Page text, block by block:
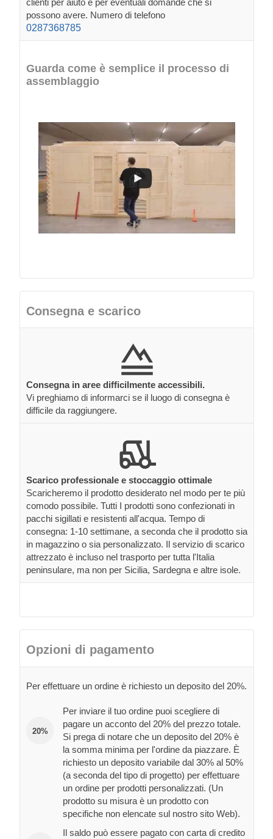
clienti per aiuto e per eventuali domande che si
possono avere. Numero di telefono
0287368785
Guarda come è semplice il processo di
assemblaggio
Consegna e scarico
Consegna in aree difficilmente accessibili.
Vi preghiamo di informarci se il luogo di consegna è
difficile da raggiungere.
Scarico professionale e stoccaggio ottimale
Scaricheremo il prodotto desiderato nel modo per te più
comodo possibile. Tutti I prodotti sono confezionati in
pacchi sigillati e resistenti all'acqua. Tempo di
consegna: 1-10 settimane, a seconda che il prodotto sia
in magazzino o sia personalizzato. Il servizio di scarico
attrezzato è incluso nel trasporto per tutta l'Italia
peninsulare, ma non per Sicilia, Sardegna e altre isole.
Opzioni di pagamento
Per effettuare un ordine è richiesto un deposito del 20%.
20%
Per inviare il tuo ordine puoi scegliere di
pagare un acconto del 20% del prezzo totale.
Si prega di notare che un deposito del 20% è
la somma minima per l'ordine da piazzare. È
richiesto un deposito variabile dal 30% al 50%
(a seconda del tipo di progetto) per effettuare
un ordine per prodotti personalizzati. (Un
prodotto su misura è un prodotto con
specifiche non elencate sul nostro sito Web).
Il saldo può essere pagato con carta di credito